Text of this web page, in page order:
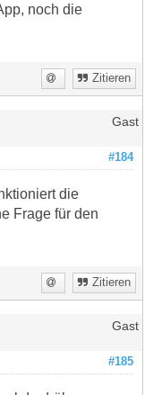
noch die
Zitieren
Gast
#184
die
Frage für den
Zitieren
Gast
#185